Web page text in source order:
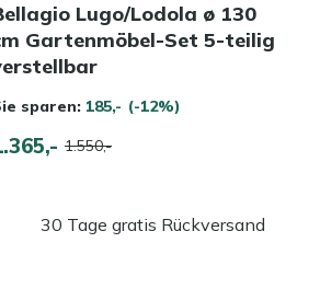
Lugo/Lodola ø 130
Gartenmöbel-Set 5-teilig
sparen: 185,- (-12%)
1.550,-
30 Tage gratis Rückversand